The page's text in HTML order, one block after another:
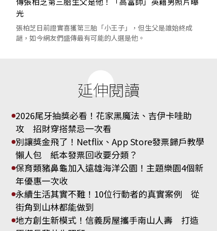
光
張柏芝日前證實喜獲第三胎「小王子」，但生父是誰始終成
謎，如今網友們盛傳最有可能的人選是他。
延伸閱讀
2026尾牙抽獎必看！花家黑魔法、吉伊卡哇助
攻 招財穿搭禁忌一次看
別讓獎金飛了！Netflix、App Store發票歸戶教學
懶人包 紙本發票回收要分類？
保育類豬鼻龜加入遠雄海洋公園！主題樂園4個新
年優惠一次收
永續生活其實不難！10位行動者的真實案例 從
街角到山林都能做到
地方創生新模式！信義房屋攜手南山人壽 打造